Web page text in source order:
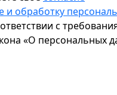
и обработку
с
«О персональных